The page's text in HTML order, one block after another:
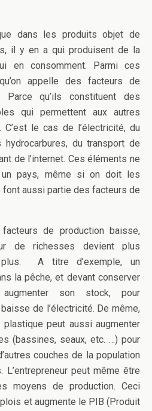
dans les produits objet de
il y en a qui produisent de la
en consomment. Parmi ces
appelle des facteurs de
Parce qu’ils constituent des
qui permettent aux autres
le cas de l’électricité, du
hydrocarbures, du transport de
de l’internet. Ces éléments ne
un pays, même si on doit les
font aussi partie des facteurs de
de production baisse,
de richesses devient plus
A titre d’exemple, un
la pêche, et devant conserver
son stock, pour
de l’électricité. De même,
peut aussi augmenter
(bassines, seaux, etc. …) pour
couches de la population
peut même être
moyens de production. Ceci
et augmente le PIB (Produit